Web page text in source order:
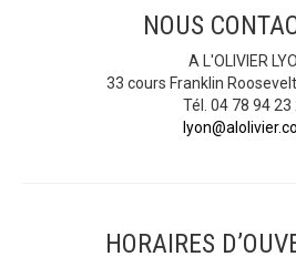
NOUS
A L'OLIVIER
33 cours Franklin
Tél. 04 78 94 23
HORAIRES